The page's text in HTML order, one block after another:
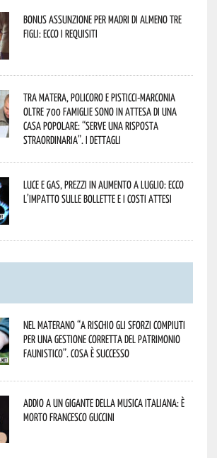
Bonus assunzione per madri di almeno tre
figli: ecco i requisiti
Tra Matera, Policoro e Pisticci-Marconia
oltre 700 famiglie sono in attesa di una
casa popolare: “serve una risposta
straordinaria”. I dettagli
Luce e gas, prezzi in aumento a luglio: ecco
l’impatto sulle bollette e i costi attesi
Nel materano “a rischio gli sforzi compiuti
per una gestione corretta del patrimonio
faunistico”. Cosa è successo
Addio a un gigante della musica italiana: è
morto Francesco Guccini